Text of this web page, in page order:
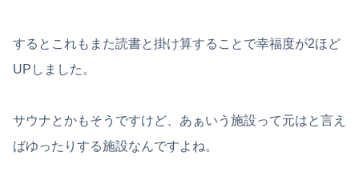
するとこれもまた読書と掛け算することで幸福度が2ほど
UPしました。
サウナとかもそうですけど、あぁいう施設って元はと言え
ばゆったりする施設なんですよね。